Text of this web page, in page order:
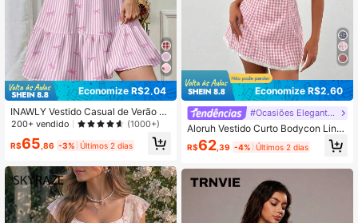
Economize R$2,04
INAWLY Vestido Casual de Verão Fe
minino Estampa de Listras e Laço
200+ vendido (1000+)
R$65 ,86 -3% Últimos 2 dias
Economize R$2,60
#Ocasiões Elegantes
Aloruh Vestido Curto Bodycon Linh
a A com Alças Finas, Estampa Xadr
ez Vermelho e Branco, e Acabamen
R$62 ,39 -4% Últimos 2 dias